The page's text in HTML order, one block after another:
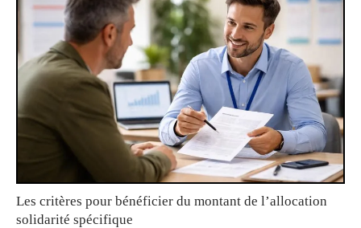
Les critères pour bénéficier du montant de l’allocation
solidarité spécifique